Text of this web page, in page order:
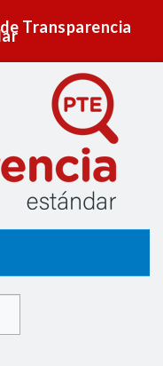
Transparencia